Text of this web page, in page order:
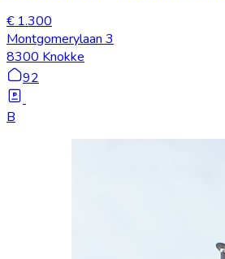
€ 1.300
Montgomerylaan 3
8300 Knokke
92
B